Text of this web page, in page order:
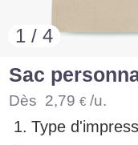
1 / 4
Sac
Dès 2,79 € /u.
1. Type